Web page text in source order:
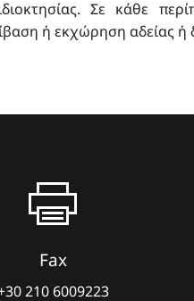
Σε κάθε
ή εκχώρηση αδείας ή
Fax
210 6009223